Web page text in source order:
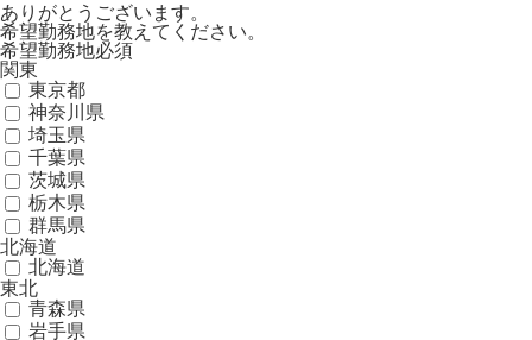
ありがとうございます。
希望勤務地を教えてください。
希望勤務地必須
関東
東京都
神奈川県
埼玉県
千葉県
茨城県
栃木県
群馬県
北海道
北海道
東北
青森県
岩手県